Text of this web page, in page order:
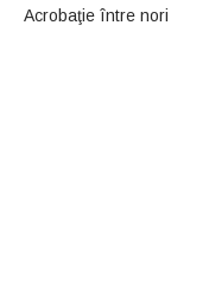
Acrobaţie între nori